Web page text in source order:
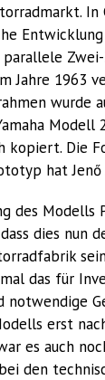
In
parallele
Jahre 1963
wurde
Modell
kopiert. Die
hat
des Modells
dies nun
das für
notwendige
erst
es auch
den